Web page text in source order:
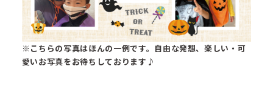
※こちらの写真はほんの一例です。自由な発想、楽しい・可
愛いお写真をお待ちしております♪